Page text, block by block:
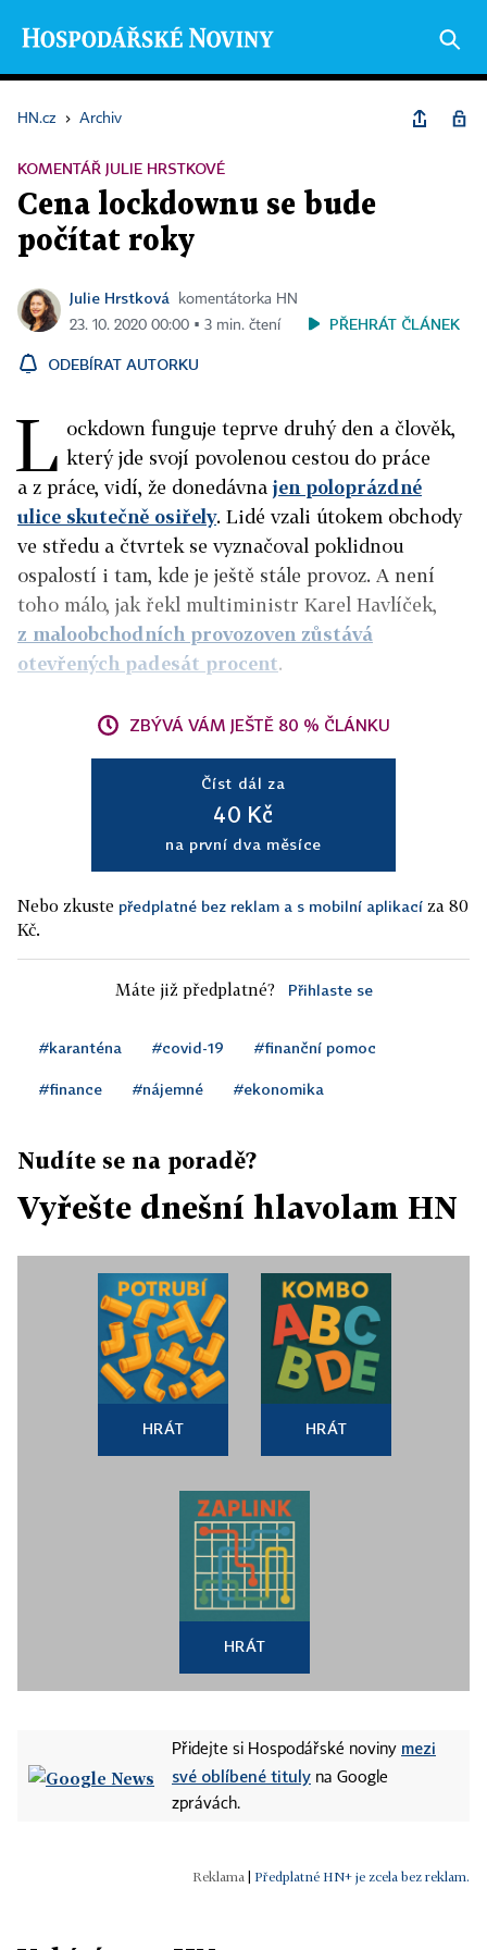
HN.cz › Archiv
KOMENTÁŘ JULIE HRSTKOVÉ
Cena lockdownu se bude
počítat roky
Julie Hrstková
komentátorka HN
23. 10. 2020 00:00 ▪ 3 min. čtení
PŘEHRÁT ČLÁNEK
ODEBÍRAT AUTORKU
L ockdown funguje teprve druhý den a člověk,
který jde svojí povolenou cestou do práce
a z práce, vidí, že donedávnajen poloprázdné
ulice skutečně osiřely. Lidé vzali útokem obchody
ve středu a čtvrtek se vyznačoval poklidnou
ospalostí i tam, kde je ještě stále provoz. A není
toho málo, jak řekl multiministr Karel Havlíček,
z maloobchodních provozoven zůstává
otevřených padesát procent.
ZBÝVÁ VÁM JEŠTĚ 80 % ČLÁNKU
Číst dál za
40 Kč
na první dva měsíce
Nebo zkuste předplatné bez reklam a s mobilní aplikací za 80
Kč.
Máte již předplatné? Přihlaste se
#karanténa #covid-19 #finanční pomoc
#finance #nájemné #ekonomika
Nudíte se na poradě?
Vyřešte dnešní hlavolam HN
HRÁT HRÁT
HRÁT
Přidejte si Hospodářské noviny mezi
své oblíbené tituly na Google
zprávách.
Předplatné HN+ je zcela bez reklam.